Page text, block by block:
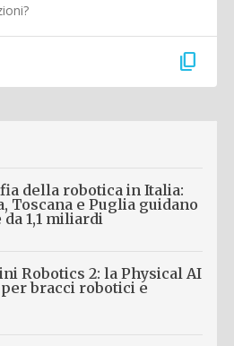
content_copy
della robotica in Italia:
Toscana e Puglia guidano
1,1 miliardi
Robotics 2: la Physical AI
bracci robotici e